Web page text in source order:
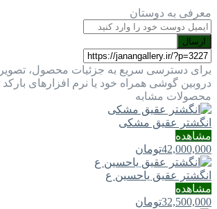
معرفی به دوستان
ارسال
برای دسترسی سریع به جزئیات محصول، تصویر
دروبین گوشی همراه خود یا نرم افزارهای
محصولات مشابه
انگشتر عقیق مشکی
مشاهده
42,000,000تومان
انگشتر عقیق یاحسین ع
مشاهده
32,500,000تومان